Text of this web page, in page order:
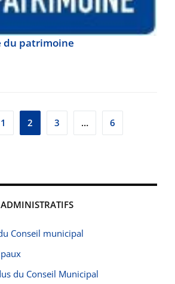
du patrimoine
1 2 3 … 6
Conseil municipal
du Conseil Municipal